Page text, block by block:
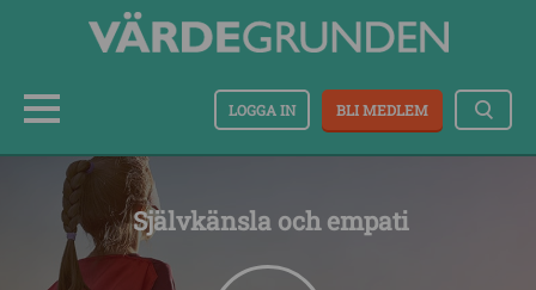
BLI MEDLEM
LOGGA IN
Självkänsla och empati